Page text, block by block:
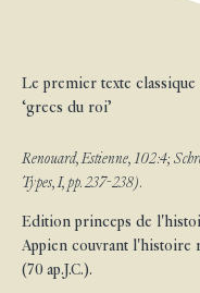
Le premier texte
‘grecs du roi’
Renouard, Estienne, 102:4;
Types, I, pp. 237-238).
Edition princeps de
Appien couvrant l'histoire
(70 ap.J.C.).